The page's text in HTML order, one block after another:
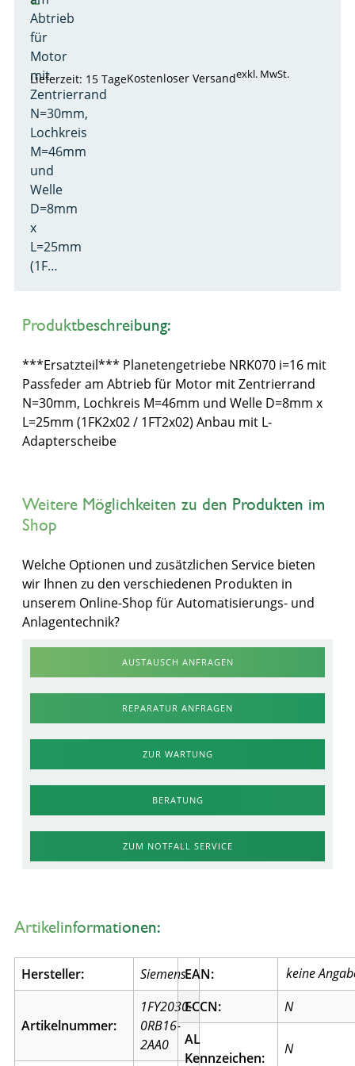
Abtrieb
für
Motor
mit
Zentrierrand
N=30mm,
Lochkreis
M=46mm
und
Welle
D=8mm
x
L=25mm
(1F…
Lieferzeit: 15 TageKostenloser Versandexkl. MwSt.
Produktbeschreibung:
***Ersatzteil*** Planetengetriebe NRK070 i=16 mit
Passfeder am Abtrieb für Motor mit Zentrierrand
N=30mm, Lochkreis M=46mm und Welle D=8mm x
L=25mm (1FK2x02 / 1FT2x02) Anbau mit L-
Adapterscheibe
Weitere Möglichkeiten zu den Produkten im
Shop
Welche Optionen und zusätzlichen Service bieten
wir Ihnen zu den verschiedenen Produkten in
unserem Online-Shop für Automatisierungs- und
Anlagentechnik?
AUSTAUSCH ANFRAGEN
REPARATUR ANFRAGEN
ZUR WARTUNG
BERATUNG
ZUM NOTFALL SERVICE
Artikelinformationen:
Hersteller: Siemens
Artikelnummer:
1FY2030-
0RB16-
2AA0
EAN:
ECCN:
N
AL
Kennzeichen:
N